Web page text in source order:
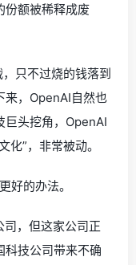
份额被稀释成废
只不过烧的钱落到
来，OpenAI自然也
巨头挖角，OpenAI
化”，非常被动。
好的办法。
，但这家公司正
科技公司带来不确